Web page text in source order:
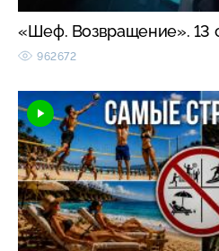
«Шеф. Возвращение». 13
962672